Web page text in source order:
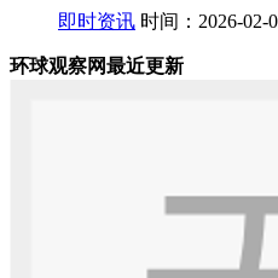
即时资讯 时间：2026-02-
环球观察网最近更新